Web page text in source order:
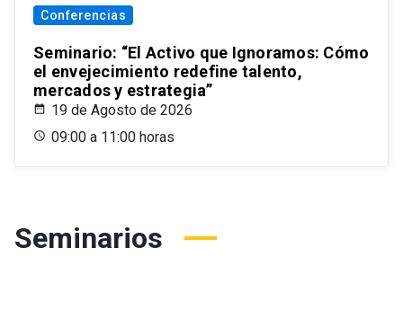
Conferencias
Seminario: “El Activo que Ignoramos: Cómo
el envejecimiento redefine talento,
mercados y estrategia”
19 de Agosto de 2026
09:00 a 11:00 horas
Seminarios